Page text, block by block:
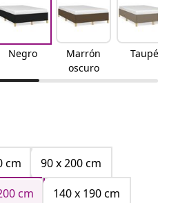
Negro
Marrón
oscuro
Taupé
cm
90 x 200 cm
cm
140 x 190 cm